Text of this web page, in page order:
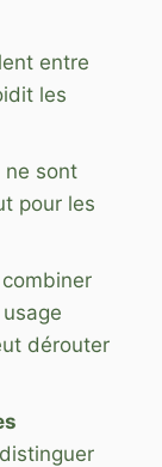
entre
les
ne sont
pour les
combiner
dérouter